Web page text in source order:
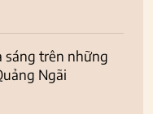
sáng trên những
Ngãi